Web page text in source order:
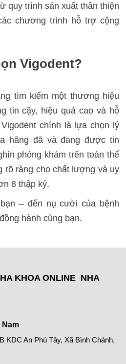
quy trình sản xuất thân thiện
chương trình hỗ trợ cộng
Vigodent?
tìm kiếm một thương hiệu
tin cậy, hiệu quả cao và hỗ
chính là lựa chọn lý
hãng đã và đang được tin
phòng khám trên toàn thế
rõ ràng cho chất lượng và uy
8 thập kỷ.
– đến nụ cười của bệnh
hành cùng bạn.
KHOA ONLINE NHA
Nam
KDC An Phú Tây, Xã Bình Chánh,